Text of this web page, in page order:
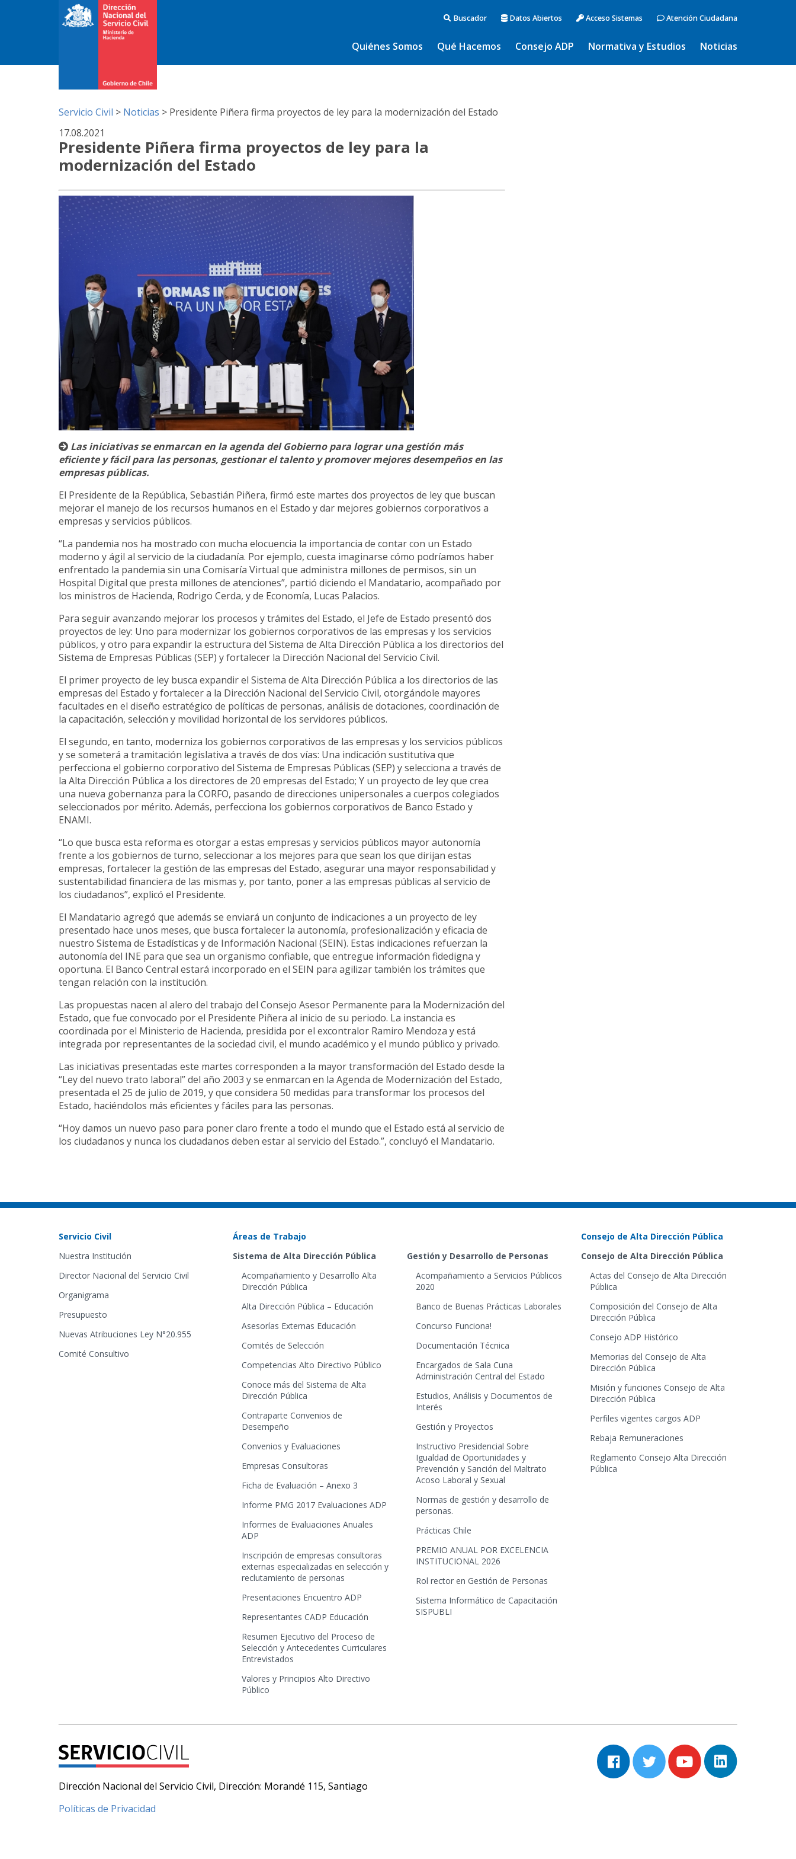
Buscador Datos Abiertos Acceso Sistemas Atención Ciudadana
Quiénes Somos Qué Hacemos Consejo ADP Normativa y Estudios Noticias
Servicio Civil > Noticias > Presidente Piñera firma proyectos de ley para la modernización del Estado
17.08.2021
Presidente Piñera firma proyectos de ley para la
modernización del Estado
Las iniciativas se enmarcan en la agenda del Gobierno para lograr una gestión más
eficiente y fácil para las personas, gestionar el talento y promover mejores desempeños en las
empresas públicas.
El Presidente de la República, Sebastián Piñera, firmó este martes dos proyectos de ley que buscan
mejorar el manejo de los recursos humanos en el Estado y dar mejores gobiernos corporativos a
empresas y servicios públicos.
“La pandemia nos ha mostrado con mucha elocuencia la importancia de contar con un Estado
moderno y ágil al servicio de la ciudadanía. Por ejemplo, cuesta imaginarse cómo podríamos haber
enfrentado la pandemia sin una Comisaría Virtual que administra millones de permisos, sin un
Hospital Digital que presta millones de atenciones”, partió diciendo el Mandatario, acompañado por
los ministros de Hacienda, Rodrigo Cerda, y de Economía, Lucas Palacios.
Para seguir avanzando mejorar los procesos y trámites del Estado, el Jefe de Estado presentó dos
proyectos de ley: Uno para modernizar los gobiernos corporativos de las empresas y los servicios
públicos, y otro para expandir la estructura del Sistema de Alta Dirección Pública a los directorios del
Sistema de Empresas Públicas (SEP) y fortalecer la Dirección Nacional del Servicio Civil.
El primer proyecto de ley busca expandir el Sistema de Alta Dirección Pública a los directorios de las
empresas del Estado y fortalecer a la Dirección Nacional del Servicio Civil, otorgándole mayores
facultades en el diseño estratégico de políticas de personas, análisis de dotaciones, coordinación de
la capacitación, selección y movilidad horizontal de los servidores públicos.
El segundo, en tanto, moderniza los gobiernos corporativos de las empresas y los servicios públicos
y se someterá a tramitación legislativa a través de dos vías: Una indicación sustitutiva que
perfecciona el gobierno corporativo del Sistema de Empresas Públicas (SEP) y selecciona a través de
la Alta Dirección Pública a los directores de 20 empresas del Estado; Y un proyecto de ley que crea
una nueva gobernanza para la CORFO, pasando de direcciones unipersonales a cuerpos colegiados
seleccionados por mérito. Además, perfecciona los gobiernos corporativos de Banco Estado y
ENAMI.
“Lo que busca esta reforma es otorgar a estas empresas y servicios públicos mayor autonomía
frente a los gobiernos de turno, seleccionar a los mejores para que sean los que dirijan estas
empresas, fortalecer la gestión de las empresas del Estado, asegurar una mayor responsabilidad y
sustentabilidad financiera de las mismas y, por tanto, poner a las empresas públicas al servicio de
los ciudadanos”, explicó el Presidente.
El Mandatario agregó que además se enviará un conjunto de indicaciones a un proyecto de ley
presentado hace unos meses, que busca fortalecer la autonomía, profesionalización y eficacia de
nuestro Sistema de Estadísticas y de Información Nacional (SEIN). Estas indicaciones refuerzan la
autonomía del INE para que sea un organismo confiable, que entregue información fidedigna y
oportuna. El Banco Central estará incorporado en el SEIN para agilizar también los trámites que
tengan relación con la institución.
Las propuestas nacen al alero del trabajo del Consejo Asesor Permanente para la Modernización del
Estado, que fue convocado por el Presidente Piñera al inicio de su periodo. La instancia es
coordinada por el Ministerio de Hacienda, presidida por el excontralor Ramiro Mendoza y está
integrada por representantes de la sociedad civil, el mundo académico y el mundo público y privado.
Las iniciativas presentadas este martes corresponden a la mayor transformación del Estado desde la
“Ley del nuevo trato laboral” del año 2003 y se enmarcan en la Agenda de Modernización del Estado,
presentada el 25 de julio de 2019, y que considera 50 medidas para transformar los procesos del
Estado, haciéndolos más eficientes y fáciles para las personas.
“Hoy damos un nuevo paso para poner claro frente a todo el mundo que el Estado está al servicio de
los ciudadanos y nunca los ciudadanos deben estar al servicio del Estado.”, concluyó el Mandatario.
Servicio Civil
Nuestra Institución
Director Nacional del Servicio Civil
Organigrama
Presupuesto
Nuevas Atribuciones Ley N°20.955
Comité Consultivo
Áreas de Trabajo
Sistema de Alta Dirección Pública
Acompañamiento y Desarrollo Alta
Dirección Pública
Alta Dirección Pública – Educación
Asesorías Externas Educación
Comités de Selección
Competencias Alto Directivo Público
Conoce más del Sistema de Alta
Dirección Pública
Contraparte Convenios de
Desempeño
Convenios y Evaluaciones
Empresas Consultoras
Ficha de Evaluación – Anexo 3
Informe PMG 2017 Evaluaciones ADP
Informes de Evaluaciones Anuales
ADP
Inscripción de empresas consultoras
externas especializadas en selección y
reclutamiento de personas
Presentaciones Encuentro ADP
Representantes CADP Educación
Resumen Ejecutivo del Proceso de
Selección y Antecedentes Curriculares
Entrevistados
Valores y Principios Alto Directivo
Público
Gestión y Desarrollo de Personas
Acompañamiento a Servicios Públicos
2020
Banco de Buenas Prácticas Laborales
Concurso Funciona!
Documentación Técnica
Encargados de Sala Cuna
Administración Central del Estado
Estudios, Análisis y Documentos de
Interés
Gestión y Proyectos
Instructivo Presidencial Sobre
Igualdad de Oportunidades y
Prevención y Sanción del Maltrato
Acoso Laboral y Sexual
Normas de gestión y desarrollo de
personas.
Prácticas Chile
PREMIO ANUAL POR EXCELENCIA
INSTITUCIONAL 2026
Rol rector en Gestión de Personas
Sistema Informático de Capacitación
SISPUBLI
Consejo de Alta Dirección Pública
Consejo de Alta Dirección Pública
Actas del Consejo de Alta Dirección
Pública
Composición del Consejo de Alta
Dirección Pública
Consejo ADP Histórico
Memorias del Consejo de Alta
Dirección Pública
Misión y funciones Consejo de Alta
Dirección Pública
Perfiles vigentes cargos ADP
Rebaja Remuneraciones
Reglamento Consejo Alta Dirección
Pública
Dirección Nacional del Servicio Civil, Dirección: Morandé 115, Santiago
Políticas de Privacidad